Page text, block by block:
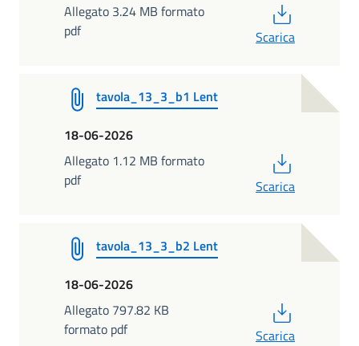
Allegato 3.24 MB formato
pdf
Scarica
tavola_13_3_b1 Lent
18-06-2026
Allegato 1.12 MB formato
pdf
Scarica
tavola_13_3_b2 Lent
18-06-2026
Allegato 797.82 KB
formato pdf
Scarica